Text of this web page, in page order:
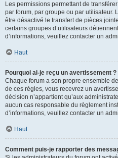
Les permissions permettant de
par forum, par groupe ou par utilisateur.
être désactivé le transfert de pièces
certains groupes d’utilisateurs
d’informations, veuillez contacter un
Haut
Pourquoi ai-je reçu un avertissement ?
Chaque forum a son propre ensemble
de ces règles, vous recevrez un
décision n’appartient qu’aux
aucun cas responsable du règlement
d’informations, veuillez contacter un
Haut
Comment puis-je rapporter des